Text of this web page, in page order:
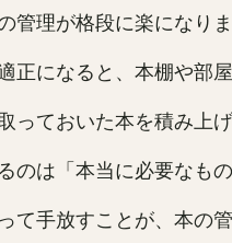
管理が格段に楽になりま
正になると、本棚や部
っておいた本を積み上
のは「本当に必要なも
て手放すことが、本の